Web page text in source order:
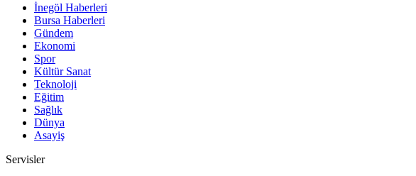
İnegöl Haberleri
Bursa Haberleri
Gündem
Ekonomi
Spor
Kültür Sanat
Teknoloji
Eğitim
Sağlık
Dünya
Asayiş
Servisler